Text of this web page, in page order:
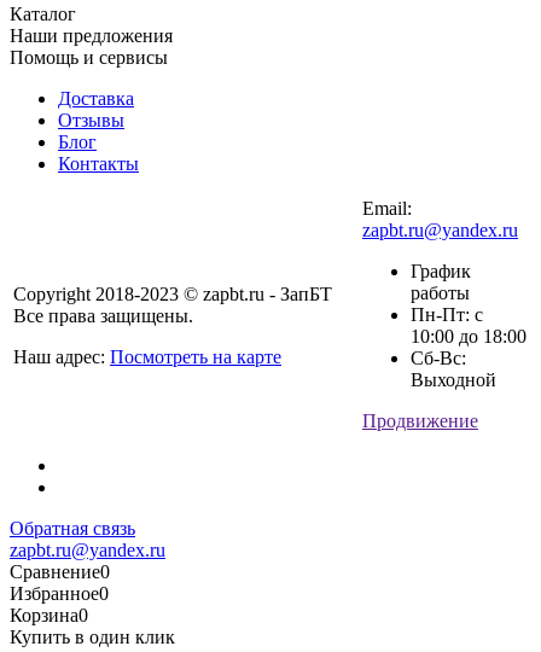
Каталог
Наши предложения
Помощь и сервисы
Доставка
Отзывы
Блог
Контакты
Copyright 2018-2023 © zapbt.ru - ЗапБТ
Все права защищены.
Наш адрес: Посмотреть на карте
Email:
zapbt.ru@yandex.ru
График
работы
Пн-Пт: с
10:00 до 18:00
Сб-Вс:
Выходной
Продвижение
Обратная связь
zapbt.ru@yandex.ru
Сравнение0
Избранное0
Корзина0
Купить в один клик